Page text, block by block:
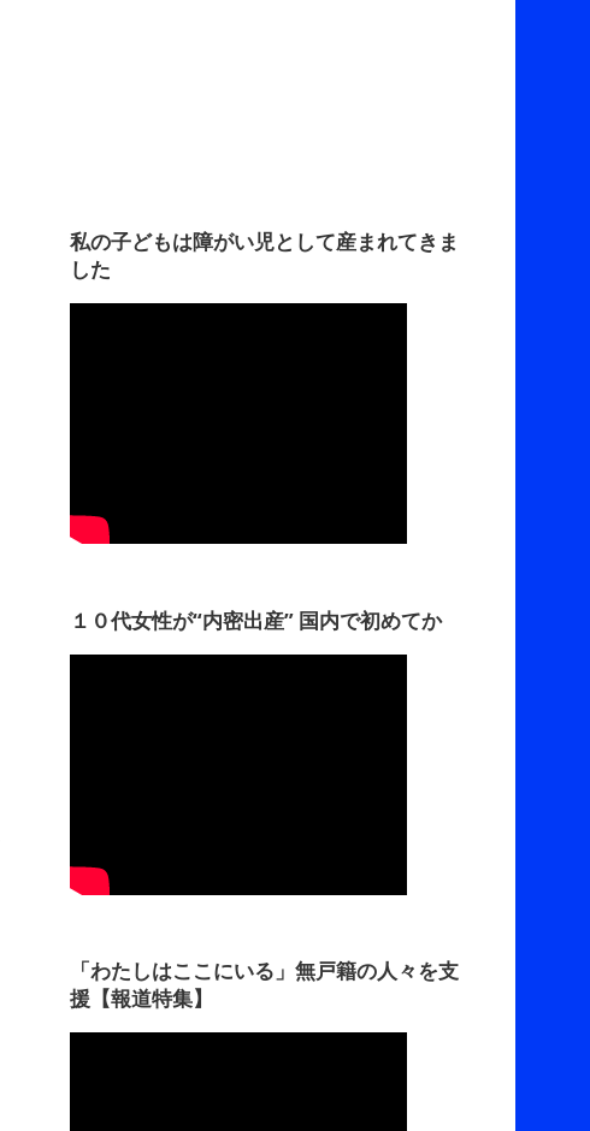
私の子どもは障がい児として産まれてきま
した
１０代女性が“内密出産” 国内で初めてか
「わたしはここにいる」無戸籍の人々を支
援【報道特集】